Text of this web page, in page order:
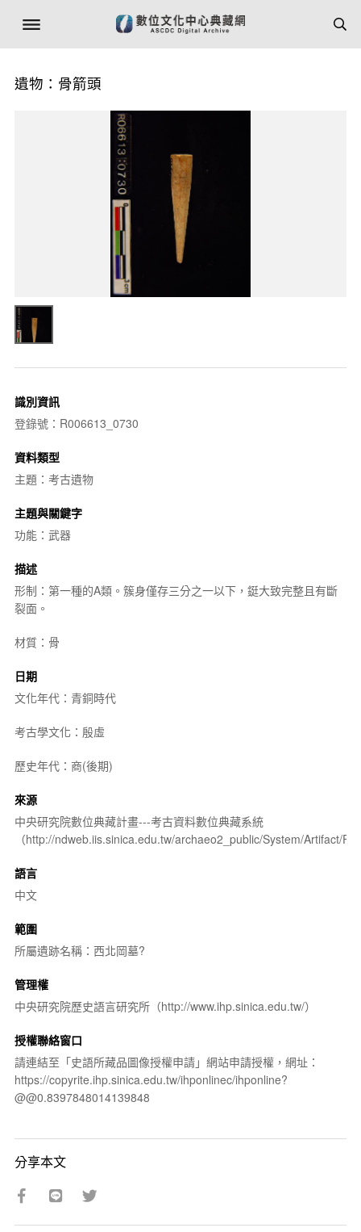
遺物：骨箭頭
識別資訊
登錄號：R006613_0730
資料類型
主題：考古遺物
主題與關鍵字
功能：武器
描述
形制：第一種的A類。簇身僅存三分之一以下，鋌大致完整且有斷
裂面。
材質：骨
日期
文化年代：青銅時代
考古學文化：殷虛
歷史年代：商(後期)
來源
中央研究院數位典藏計畫---考古資料數位典藏系統
（http://ndweb.iis.sinica.edu.tw/archaeo2_public/System/Artifact/
語言
中文
範圍
所屬遺跡名稱：西北岡墓?
管理權
中央研究院歷史語言研究所（http://www.ihp.sinica.edu.tw/）
授權聯絡窗口
請連結至「史語所藏品圖像授權申請」網站申請授權，網址：
https://copyrite.ihp.sinica.edu.tw/ihponlinec/ihponline?
@@0.8397848014139848
分享本文